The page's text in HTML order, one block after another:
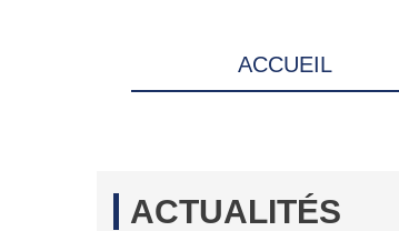
ACCUEIL
ACTUALITÉS